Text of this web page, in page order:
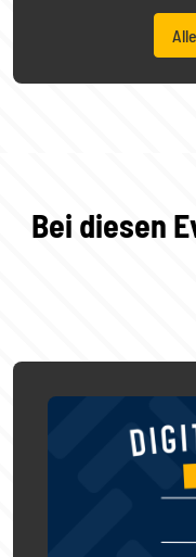
Bei diesen